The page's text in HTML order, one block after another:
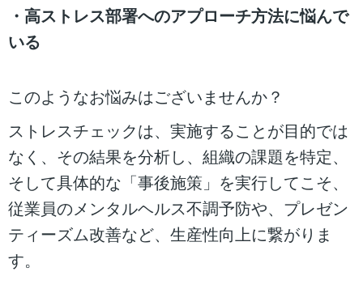
・高ストレス部署へのアプローチ方法に悩んで
いる
このようなお悩みはございませんか？
ストレスチェックは、実施することが目的では
なく、その結果を分析し、組織の課題を特定、
そして具体的な「事後施策」を実行してこそ、
従業員のメンタルヘルス不調予防や、プレゼン
ティーズム改善など、生産性向上に繋がりま
す。